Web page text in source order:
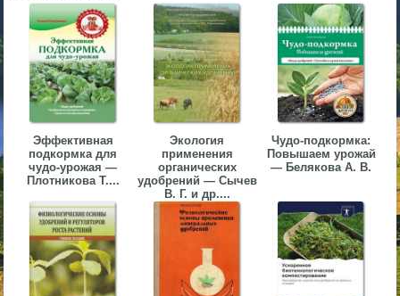
Эффективная
подкормка для
чудо-урожая —
Плотникова Т....
Экология
применения
органических
удобрений — Сычев
В. Г. и др....
Чудо-подкормка:
Повышаем урожай
— Белякова А. В.
▼
▼